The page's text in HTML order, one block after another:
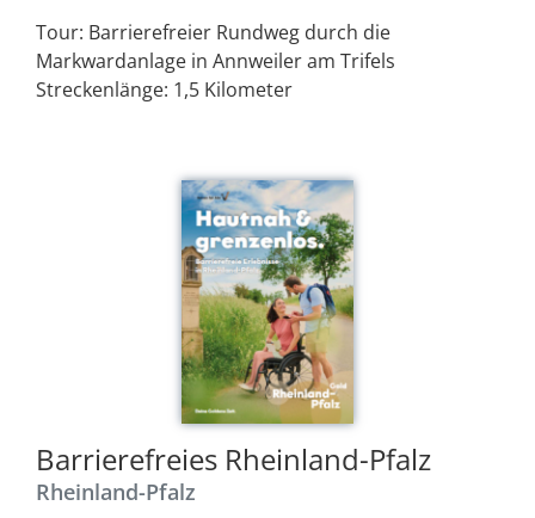
Tour: Barrierefreier Rundweg durch die
Markwardanlage in Annweiler am Trifels
Streckenlänge: 1,5 Kilometer
Barrierefreies Rheinland-Pfalz
Rheinland-Pfalz